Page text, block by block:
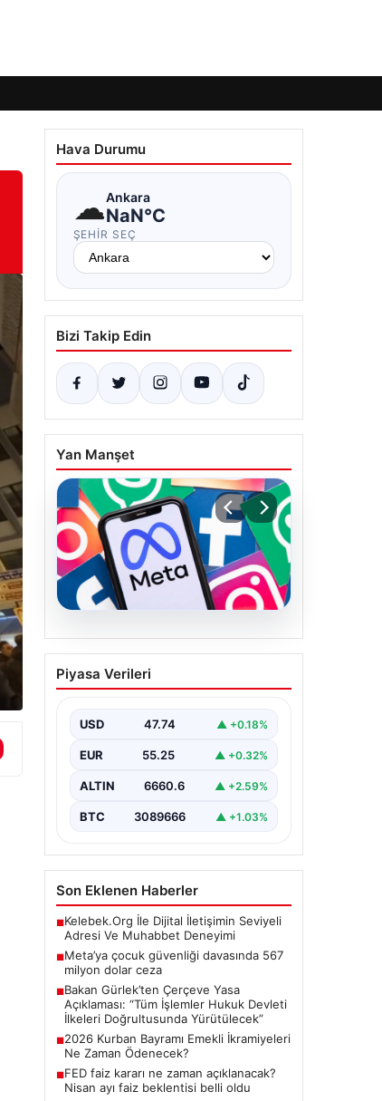
Hava Durumu
☁Ankara
NaN°C
ŞEHIR SEÇ
Bizi Takip Edin
Yan Manşet
07.08.2026
Meta’ya çocuk güvenliği
davasında 567 milyon
Piyasa Verileri
USD 47.74 ▲ +0.18%
EUR 55.25 ▲ +0.32%
ALTIN 6660.6 ▲ +2.59%
BTC 3089666 ▲ +1.03%
Son Eklenen Haberler
■Kelebek.Org İle Dijital İletişimin Seviyeli
Adresi Ve Muhabbet Deneyimi
■Meta’ya çocuk güvenliği davasında 567
milyon dolar ceza
■Bakan Gürlek’ten Çerçeve Yasa
Açıklaması: “Tüm İşlemler Hukuk Devleti
İlkeleri Doğrultusunda Yürütülecek”
■2026 Kurban Bayramı Emekli İkramiyeleri
Ne Zaman Ödenecek?
■FED faiz kararı ne zaman açıklanacak?
Nisan ayı faiz beklentisi belli oldu